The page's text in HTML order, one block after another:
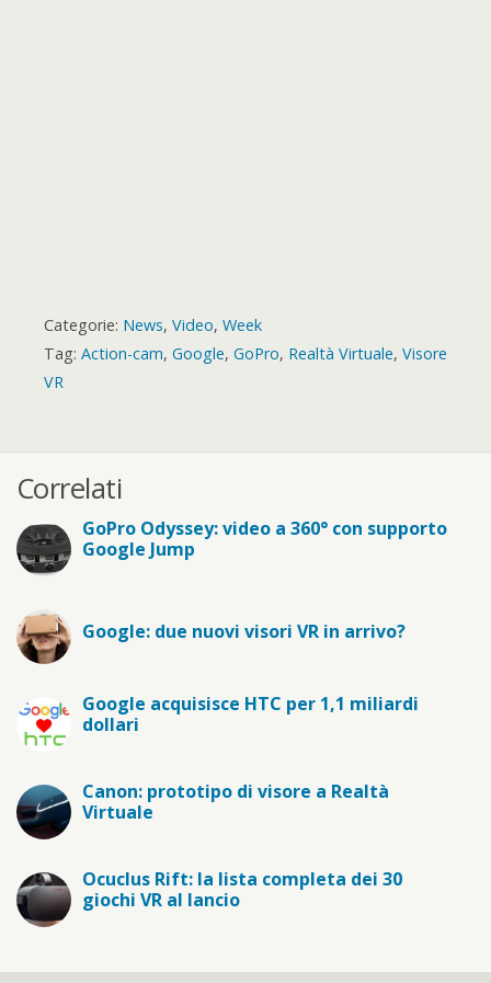
Categorie: News, Video, Week
Tag: Action-cam, Google, GoPro, Realtà Virtuale, Visore
VR
Correlati
GoPro Odyssey: video a 360° con supporto
Google Jump
Google: due nuovi visori VR in arrivo?
Google acquisisce HTC per 1,1 miliardi
dollari
Canon: prototipo di visore a Realtà
Virtuale
Ocuclus Rift: la lista completa dei 30
giochi VR al lancio